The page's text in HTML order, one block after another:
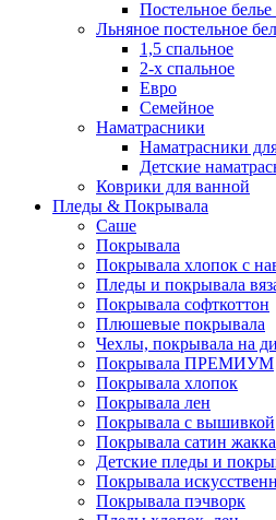
Постельное
Льняное постельное
1,5 спальное
2-х спальное
Евро
Семейное
Наматрасники
Наматрасники
Детские
Коврики для ванной
Пледы & Покрывала
Саше
Покрывала
Покрывала хлопок с
Пледы и покрывала
Покрывала софткоттон
Плюшевые покрывала
Чехлы, покрывала на
Покрывала ПРЕМИУМ
Покрывала хлопок
Покрывала лен
Покрывала с вышивкой
Покрывала сатин
Детские пледы и
Покрывала
Покрывала пэчворк